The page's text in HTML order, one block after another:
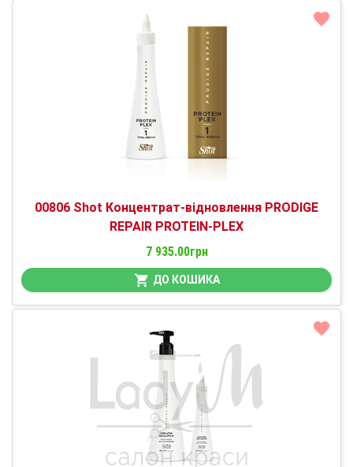
00806 Shot Концентрат-відновлення PRODIGE
REPAIR PROTEIN-PLEX
7 935.00грн
ДО КОШИКА